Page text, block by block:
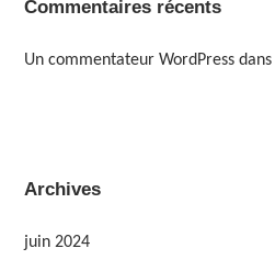
Commentaires récents
Un commentateur WordPress dans
Archives
juin 2024